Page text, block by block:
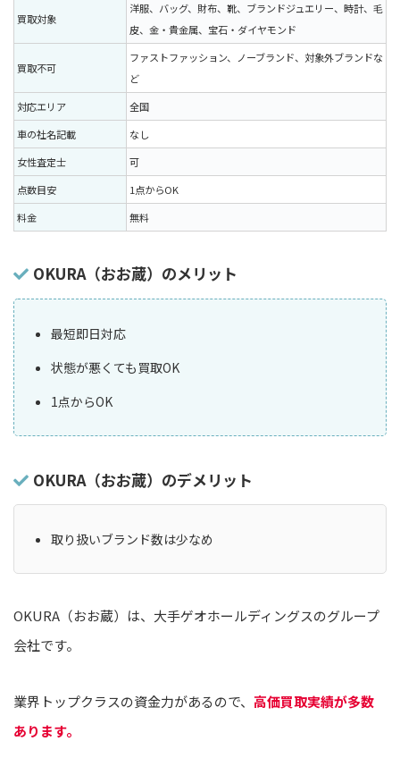
買取対象
洋服、バッグ、財布、靴、ブランドジュエリー、時計、毛
皮、金・貴金属、宝石・ダイヤモンド
買取不可
ファストファッション、ノーブランド、対象外ブランドな
ど
対応エリア
全国
車の社名記載
なし
女性査定士
可
点数目安
1点からOK
料金
無料
OKURA（おお蔵）のメリット
最短即日対応
状態が悪くても買取OK
1点からOK
OKURA（おお蔵）のデメリット
取り扱いブランド数は少なめ
OKURA（おお蔵）は、大手ゲオホールディングスのグループ
会社です。
業界トップクラスの資金力があるので、 高価買取実績が多数
あります。